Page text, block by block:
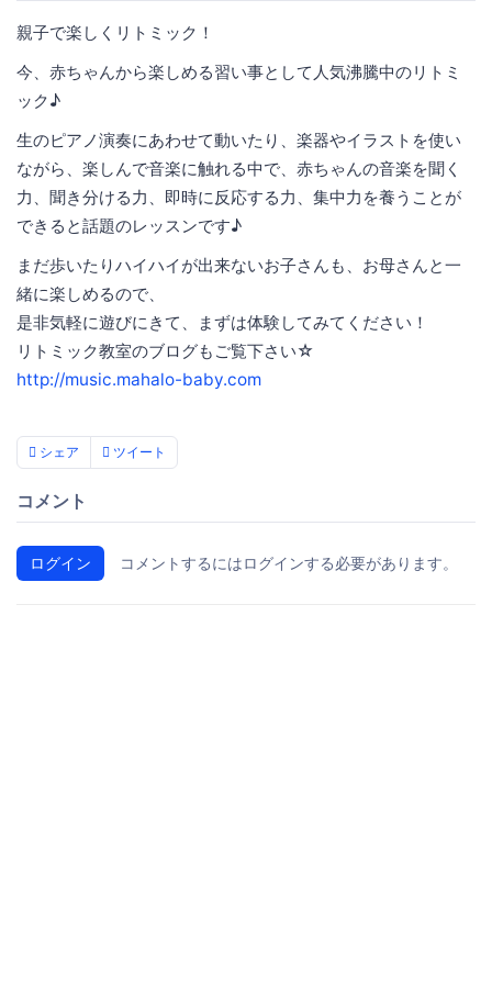
親子で楽しくリトミック！
今、赤ちゃんから楽しめる習い事として人気沸騰中のリトミ
ック♪
生のピアノ演奏にあわせて動いたり、楽器やイラストを使い
ながら、楽しんで音楽に触れる中で、赤ちゃんの音楽を聞く
力、聞き分ける力、即時に反応する力、集中力を養うことが
できると話題のレッスンです♪
まだ歩いたりハイハイが出来ないお子さんも、お母さんと一
緒に楽しめるので、
是非気軽に遊びにきて、まずは体験してみてください！
リトミック教室のブログもご覧下さい☆
http://music.mahalo-baby.com
シェア ツイート
コメント
ログイン コメントするにはログインする必要があります。